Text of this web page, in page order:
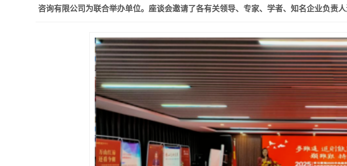
咨询有限公司为联合举办单位。座谈会邀请了各有关领导、专家、学者、知名企业负责人